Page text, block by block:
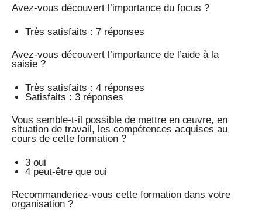
Avez-vous découvert l’importance du focus ?
Très satisfaits : 7 réponses
Avez-vous découvert l’importance de l’aide à la
saisie ?
Très satisfaits : 4 réponses
Satisfaits : 3 réponses
Vous semble-t-il possible de mettre en œuvre, en
situation de travail, les compétences acquises au
cours de cette formation ?
3 oui
4 peut-être que oui
Recommanderiez-vous cette formation dans votre
organisation ?